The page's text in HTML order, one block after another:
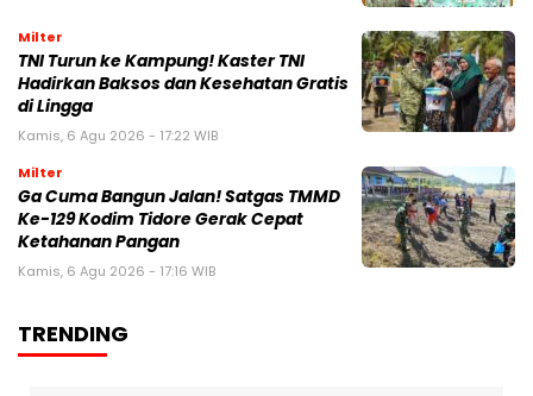
Milter
TNI Turun ke Kampung! Kaster TNI
Hadirkan Baksos dan Kesehatan Gratis
di Lingga
Kamis, 6 Agu 2026 - 17:22 WIB
Milter
Ga Cuma Bangun Jalan! Satgas TMMD
Ke-129 Kodim Tidore Gerak Cepat
Ketahanan Pangan
Kamis, 6 Agu 2026 - 17:16 WIB
TRENDING